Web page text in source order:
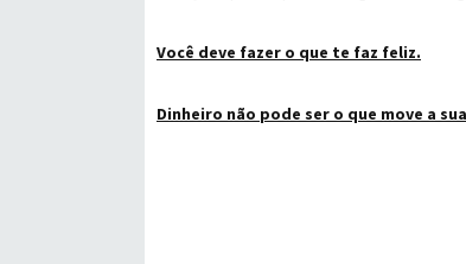
Você deve fazer o que te faz feliz.
Dinheiro não pode ser o que move a